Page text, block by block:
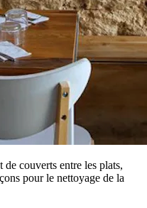
de couverts entre les plats,
pour le nettoyage de la